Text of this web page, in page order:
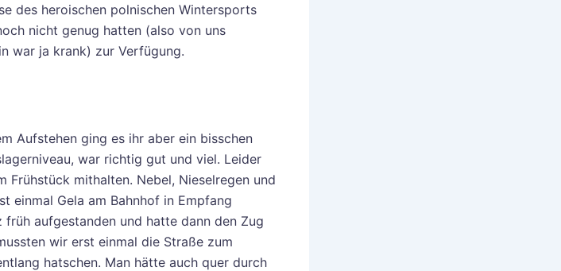
des heroischen polnischen Wintersports
nicht genug hatten (also von uns
war ja krank) zur Verfügung.
Aufstehen ging es ihr aber ein bisschen
war richtig gut und viel. Leider
Frühstück mithalten. Nebel, Nieselregen und
einmal Gela am Bahnhof in Empfang
aufgestanden und hatte dann den Zug
wir erst einmal die Straße zum
hatschen. Man hätte auch quer durch